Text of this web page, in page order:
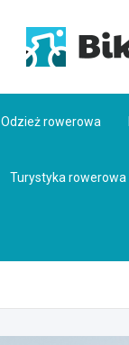
Odzież rowerowa
Turystyka rowerowa